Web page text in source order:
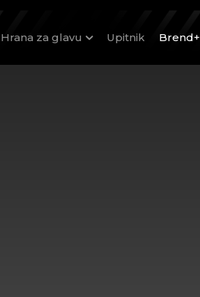
Hrana za glavu Upitnik Brend+